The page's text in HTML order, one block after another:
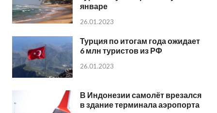
январе
26.01.2023
Турция по итогам года ожидает
6 млн туристов из РФ
26.01.2023
В Индонезии самолёт врезался
в здание терминала аэропорта